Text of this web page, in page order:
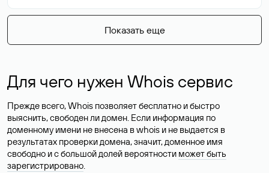
Показать еще
Для чего нужен Whois сервис
Прежде всего, Whois позволяет бесплатно и быстро
выяснить, свободен ли домен. Если информация по
доменному имени не внесена в whois и не выдается в
результатах проверки домена, значит, доменное имя
свободно и с большой долей вероятности может быть
зарегистрировано.